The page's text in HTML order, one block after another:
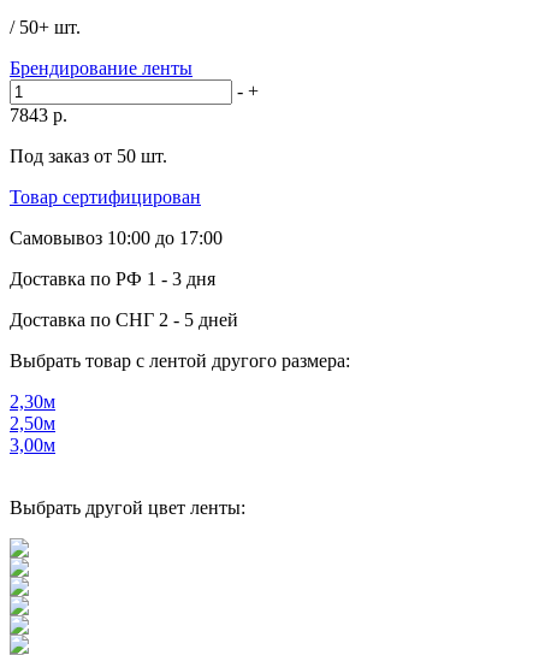
/ 50+ шт.
Брендирование ленты
- +
7843 р.
Под заказ от 50 шт.
Товар сертифицирован
Самовывоз 10:00 до 17:00
Доставка по РФ 1 - 3 дня
Доставка по СНГ 2 - 5 дней
Выбрать товар с лентой другого размера:
2,30м
2,50м
3,00м
Выбрать другой цвет ленты: